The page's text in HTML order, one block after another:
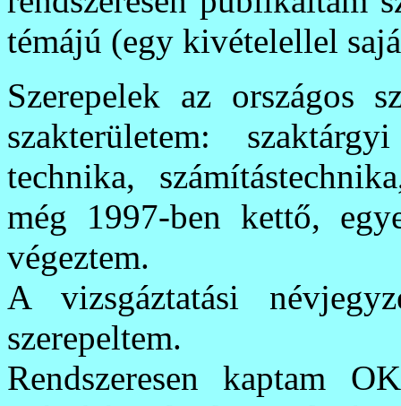
témájú (egy kivételellel
Szerepelek az országos
szakterületem:
technika,
még 1997-ben kettő,
végeztem.
A vizsgáztatási
szerepeltem.
Rendszeresen kaptam